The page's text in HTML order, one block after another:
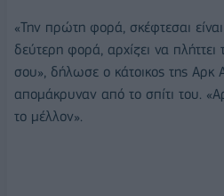
«Την πρώτη φορά, σκέφτεσαι
δεύτερη φορά, αρχίζει να πλήττει
σου», δήλωσε ο κάτοικος της Αρκ
απομάκρυναν από το σπίτι του.
το μέλλον».